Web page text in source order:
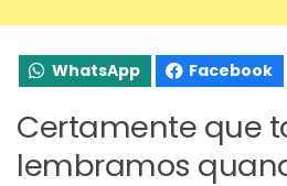
WhatsApp Facebook
Certamente que
lembramos